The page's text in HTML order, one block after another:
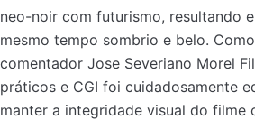
neo-noir com futurismo, resultando
mesmo tempo sombrio e belo.
comentador Jose Severiano Morel
práticos e CGI foi cuidadosamente
manter a integridade visual do filme